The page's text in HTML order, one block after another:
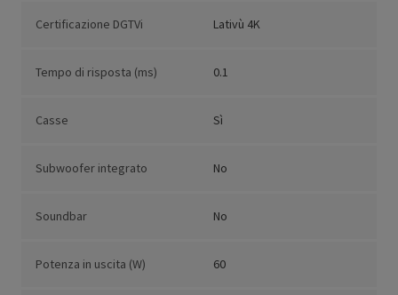
Certificazione DGTVi Lativù 4K
Tempo di risposta (ms) 0.1
Casse Sì
Subwoofer integrato No
Soundbar No
Potenza in uscita (W) 60